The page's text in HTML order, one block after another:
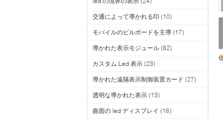
交通によって導かれる印 (10)
モバイルのビルボードを主導 (17)
導かれた表示モジュール (82)
カスタム Led 表示 (23)
導かれた遠隔表示制御装置カード (27)
透明な導かれた表示 (13)
曲面の led ディスプレイ (16)